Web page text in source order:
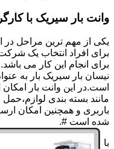
وانت بار سیریک با
یکی از مهم ترین مراحل
برای افراد انتخاب یک
برای انجام این کار می
نیسان بار سیریک بار به
است.در این وانت بار
مانند بسته بندی
باربری و همچنین امکان
شده است #.
با